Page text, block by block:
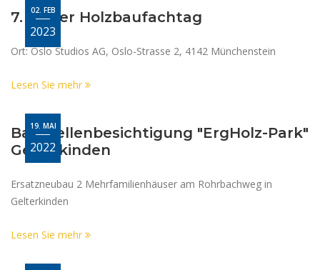
7. Basler Holzbaufachtag
02. FEB
2023
Ort: Oslo Studios AG, Oslo-Strasse 2, 4142 Münchenstein
Lesen Sie mehr
Baustellenbesichtigung "ErgHolz-Park"
Gelterkinden
19. MAI
2022
Ersatzneubau 2 Mehrfamilienhäuser am Rohrbachweg in
Gelterkinden
Lesen Sie mehr